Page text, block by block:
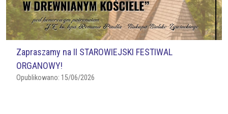
Zapraszamy na II STAROWIEJSKI FESTIWAL
ORGANOWY!
Opublikowano: 15/06/2026